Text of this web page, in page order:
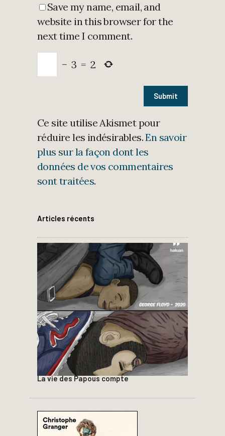
Save my name, email, and
website in this browser for the
next time I comment.
− 3 = 2
Ce site utilise Akismet pour
réduire les indésirables.En savoir
plus sur la façon dont les
données de vos commentaires
sont traitées.
Articles récents
La vie des Papous compte